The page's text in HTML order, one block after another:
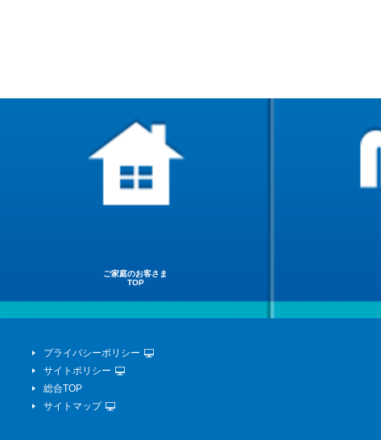
ご家庭のお客さま
TOP
プライバシーポリシー
サイトポリシー
総合TOP
サイトマップ